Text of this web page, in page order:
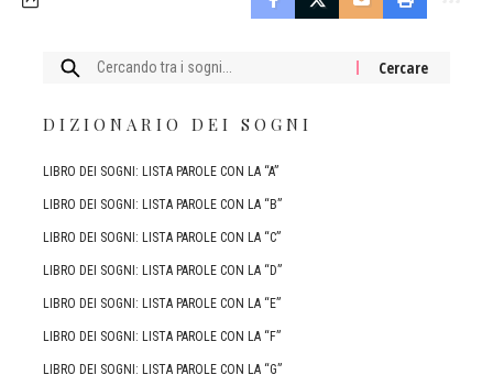
Cercare:
DIZIONARIO DEI SOGNI
LIBRO DEI SOGNI: LISTA PAROLE CON LA “A”
LIBRO DEI SOGNI: LISTA PAROLE CON LA “B”
LIBRO DEI SOGNI: LISTA PAROLE CON LA “C”
LIBRO DEI SOGNI: LISTA PAROLE CON LA “D”
LIBRO DEI SOGNI: LISTA PAROLE CON LA “E”
LIBRO DEI SOGNI: LISTA PAROLE CON LA “F”
LIBRO DEI SOGNI: LISTA PAROLE CON LA “G”